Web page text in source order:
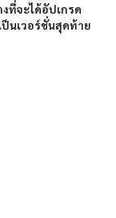
ที่จะได้อัปเกรด
ป็นเวอร์ชั่นสุดท้าย